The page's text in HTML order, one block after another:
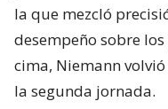
la que mezcló
desempeño sobre
cima, Niemann
la segunda jornada.